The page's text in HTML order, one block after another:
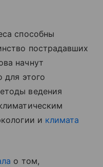
способны
пострадавших
начнут
для этого
ведения
и климата
о том,